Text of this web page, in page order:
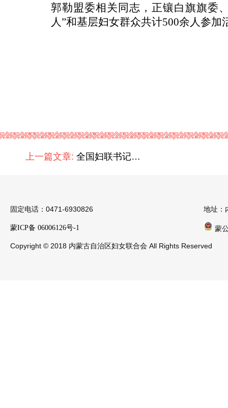
郭勒盟委相关同志，正镶白旗旗委
人”和基层妇女群众共计500余人参加
上一篇文章: 全国妇联书记处书记那艳芳一行深入内蒙古锡林郭勒盟调研
固定电话：0471-6930826 地址：
蒙ICP备 06006126号-1 蒙
Copyright © 2018 内蒙古自治区妇女联合会 All Rights Reserved